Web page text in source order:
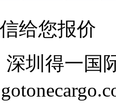
给您报价
圳得一国